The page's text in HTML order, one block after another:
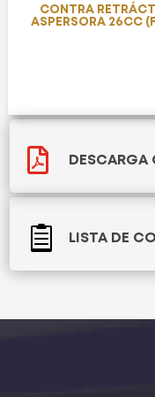
CONTRA
ASPERSORA 26CC
 DESCARGA
 LISTA DE